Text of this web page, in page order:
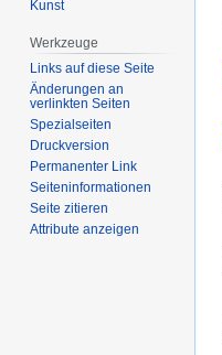
Kunst
Werkzeuge
Links auf diese Seite
Änderungen an
verlinkten Seiten
Spezialseiten
Druckversion
Permanenter Link
Seiten­­informationen
Seite zitieren
Attribute anzeigen